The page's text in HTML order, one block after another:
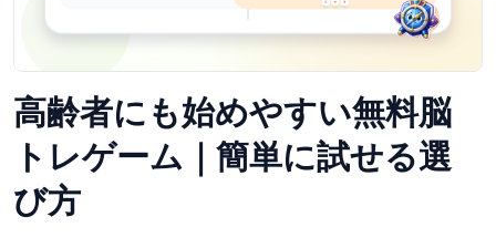
高齢者にも始めやすい無料脳
トレゲーム｜簡単に試せる選
び方